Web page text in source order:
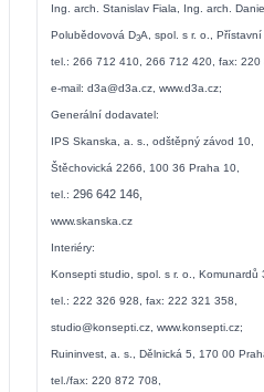
Ing. arch. Stanislav Fiala, Ing. arch.
Polubědovová D3A, spol. s r. o.,
tel.: 266 712 410, 266 712 420, fax: 220
e-mail: d3a@d3a.cz www.d3a.cz;
Generální dodavatel:
IPS Skanska, a. s., odštěpný závod 10,
Štěchovická 2266, 100 36 Praha 10,
tel.: 296 642 146,
www.skanska.cz
Interiéry:
Konsepti studio, spol. s r. o., Komunardů
tel.: 222 326 928, fax: 222 321 358,
studio@konsepti.cz www.konsepti.cz;
Ruininvest, a. s., Dělnická 5, 170 00
tel./fax: 220 872 708,